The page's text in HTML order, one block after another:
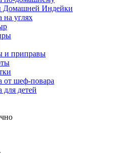
Домашней Индейки
на углях
и приправы
от шеф-повара
для детей